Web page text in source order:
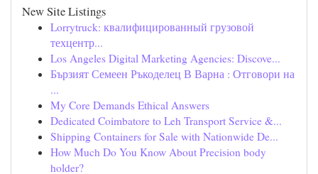
New Site Listings
Lorrytruck: квалифицированный грузовой
техцентр...
Los Angeles Digital Marketing Agencies: Discove...
Бързият Семеен Ръкоделец В Варна : Отговори на
...
My Core Demands Ethical Answers
Dedicated Coimbatore to Leh Transport Service &...
Shipping Containers for Sale with Nationwide De...
How Much Do You Know About Precision body
holder?